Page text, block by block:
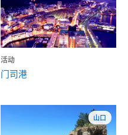
活动
门司港
山口